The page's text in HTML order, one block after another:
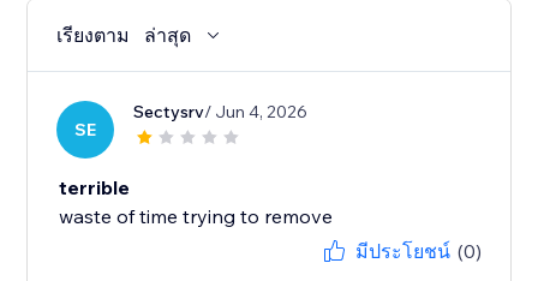
เรียงตาม ล่าสุด
SE
Sectysrv/ Jun 4, 2026
terrible
waste of time trying to remove
มีประโยชน์ (0)